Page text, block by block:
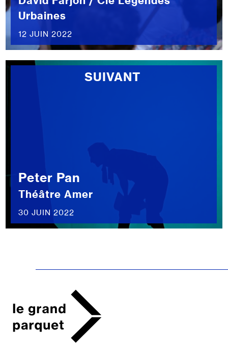
Urbaines
12 JUIN 2022
SUIVANT
Peter Pan
Théâtre Amer
30 JUIN 2022